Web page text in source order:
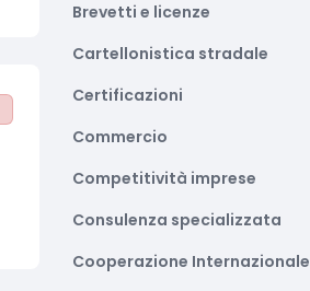
Brevetti e licenze
Cartellonistica stradale
Certificazioni
Commercio
Competitività imprese
Consulenza specializzata
Cooperazione Internazionale